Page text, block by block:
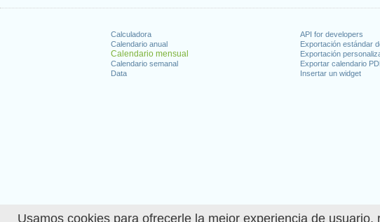
Usamos cookies para ofrecerle la mejor experiencia de
Calculadora
Calendario anual
Calendario mensual
Calendario semanal
Data
API for developers
Exportación estándar
Exportación
Exportar calendario
Insertar un widget